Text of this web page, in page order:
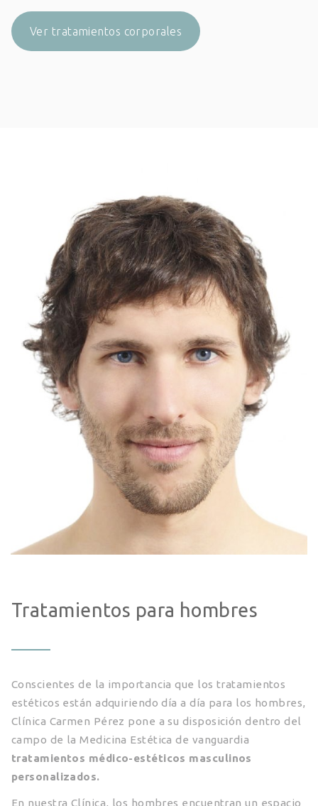
Ver tratamientos corporales
Tratamientos para hombres
Conscientes de la importancia que los tratamientos
estéticos están adquiriendo día a día para los hombres,
Clínica Carmen Pérez pone a su disposición dentro del
campo de la Medicina Estética de vanguardia
tratamientos médico-estéticos masculinos
personalizados.
En nuestra Clínica, los hombres encuentran un espacio